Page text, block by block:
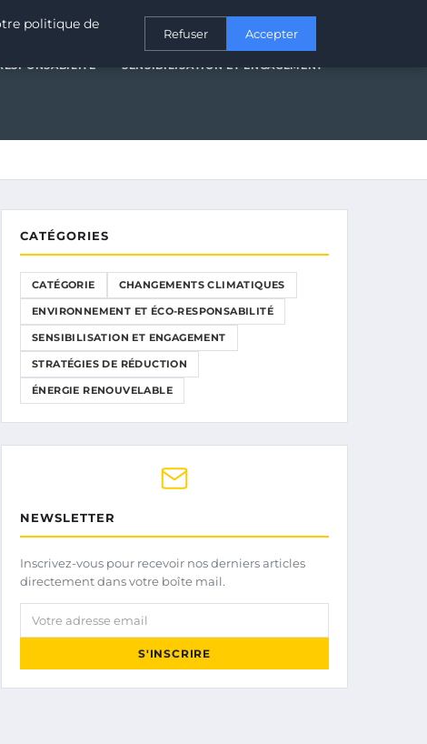
ET ÉCO-RESPONSABILITÉSENSIBILISATION ET ENGAGEMENT
SENSIBILISATION ET ENGAGEMENT
CATÉGORIES
CATÉGORIE CHANGEMENTS CLIMATIQUES
ENVIRONNEMENT ET ÉCO-RESPONSABILITÉ
SENSIBILISATION ET ENGAGEMENT
STRATÉGIES DE RÉDUCTION
ÉNERGIE RENOUVELABLE
NEWSLETTER
Inscrivez-vous pour recevoir nos derniers articles
directement dans votre boîte mail.
Votre adresse email
S'INSCRIRE
politique de
Refuser Accepter